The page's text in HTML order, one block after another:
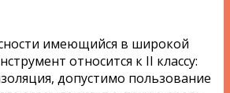
имеющийся в широкой
относится к II классу:
допустимо пользование